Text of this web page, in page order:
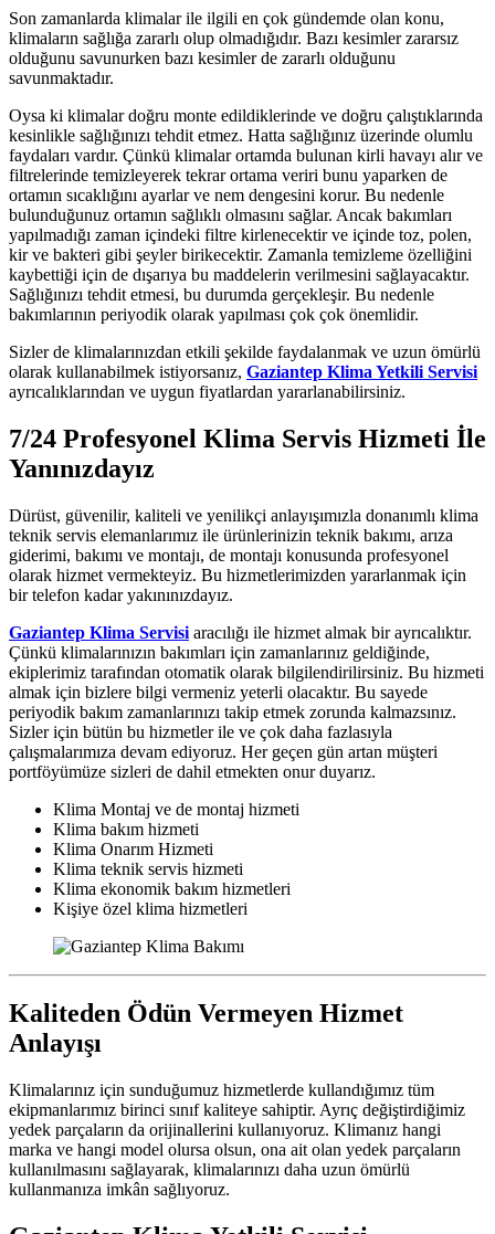
Son zamanlarda klimalar ile ilgili en çok gündemde olan konu,
klimaların sağlığa zararlı olup olmadığıdır. Bazı kesimler zararsız
olduğunu savunurken bazı kesimler de zararlı olduğunu
savunmaktadır.
Oysa ki klimalar doğru monte edildiklerinde ve doğru çalıştıklarında
kesinlikle sağlığınızı tehdit etmez. Hatta sağlığınız üzerinde olumlu
faydaları vardır. Çünkü klimalar ortamda bulunan kirli havayı alır ve
filtrelerinde temizleyerek tekrar ortama veriri bunu yaparken de
ortamın sıcaklığını ayarlar ve nem dengesini korur. Bu nedenle
bulunduğunuz ortamın sağlıklı olmasını sağlar. Ancak bakımları
yapılmadığı zaman içindeki filtre kirlenecektir ve içinde toz, polen,
kir ve bakteri gibi şeyler birikecektir. Zamanla temizleme özelliğini
kaybettiği için de dışarıya bu maddelerin verilmesini sağlayacaktır.
Sağlığınızı tehdit etmesi, bu durumda gerçekleşir. Bu nedenle
bakımlarının periyodik olarak yapılması çok çok önemlidir.
Sizler de klimalarınızdan etkili şekilde faydalanmak ve uzun ömürlü
olarak kullanabilmek istiyorsanız, Gaziantep Klima Yetkili Servisi
ayrıcalıklarından ve uygun fiyatlardan yararlanabilirsiniz.
7/24 Profesyonel Klima Servis Hizmeti İle
Yanınızdayız
Dürüst, güvenilir, kaliteli ve yenilikçi anlayışımızla donanımlı klima
teknik servis elemanlarımız ile ürünlerinizin teknik bakımı, arıza
giderimi, bakımı ve montajı, de montajı konusunda profesyonel
olarak hizmet vermekteyiz. Bu hizmetlerimizden yararlanmak için
bir telefon kadar yakınınızdayız.
Gaziantep Klima Servisi aracılığı ile hizmet almak bir ayrıcalıktır.
Çünkü klimalarınızın bakımları için zamanlarınız geldiğinde,
ekiplerimiz tarafından otomatik olarak bilgilendirilirsiniz. Bu hizmeti
almak için bizlere bilgi vermeniz yeterli olacaktır. Bu sayede
periyodik bakım zamanlarınızı takip etmek zorunda kalmazsınız.
Sizler için bütün bu hizmetler ile ve çok daha fazlasıyla
çalışmalarımıza devam ediyoruz. Her geçen gün artan müşteri
portföyümüze sizleri de dahil etmekten onur duyarız.
Klima Montaj ve de montaj hizmeti
Klima bakım hizmeti
Klima Onarım Hizmeti
Klima teknik servis hizmeti
Klima ekonomik bakım hizmetleri
Kişiye özel klima hizmetleri
Kaliteden Ödün Vermeyen Hizmet
Anlayışı
Klimalarınız için sunduğumuz hizmetlerde kullandığımız tüm
ekipmanlarımız birinci sınıf kaliteye sahiptir. Ayrıç değiştirdiğimiz
yedek parçaların da orijinallerini kullanıyoruz. Klimanız hangi
marka ve hangi model olursa olsun, ona ait olan yedek parçaların
kullanılmasını sağlayarak, klimalarınızı daha uzun ömürlü
kullanmanıza imkân sağlıyoruz.